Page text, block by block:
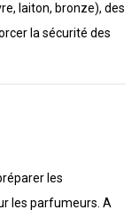
laiton, bronze), des
la sécurité des
les
les parfumeurs. A